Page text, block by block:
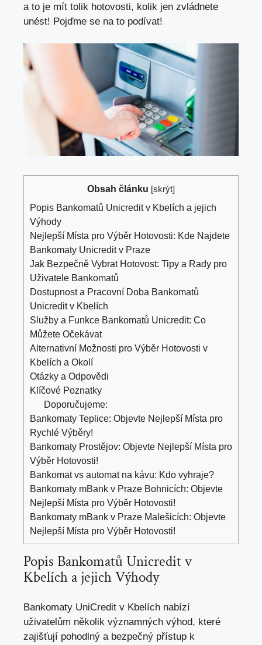
a to je mít tolik hotovosti, kolik jen zvládnete
unést! Pojďme se na to podívat!
Obsah článku [skrýt]
Popis Bankomatů Unicredit v Kbelích a jejich
Výhody
Nejlepší Místa pro Výběr Hotovosti: Kde Najdete
Bankomaty Unicredit v Praze
Jak Bezpečně Vybrat Hotovost: Tipy a Rady pro
Uživatele Bankomatů
Dostupnost a Pracovní Doba Bankomatů
Unicredit v Kbelích
Služby a Funkce Bankomatů Unicredit: Co
Můžete Očekávat
Alternativní Možnosti pro Výběr Hotovosti v
Kbelích a Okolí
Otázky a Odpovědi
Klíčové Poznatky
Doporučujeme:
Bankomaty Teplice: Objevte Nejlepší Místa pro
Rychlé Výběry!
Bankomaty Prostějov: Objevte Nejlepší Místa pro
Výběr Hotovosti!
Bankomat vs automat na kávu: Kdo vyhraje?
Bankomaty mBank v Praze Bohnicích: Objevte
Nejlepší Místa pro Výběr Hotovosti!
Bankomaty mBank v Praze Malešicích: Objevte
Nejlepší Místa pro Výběr Hotovosti!
Popis Bankomatů Unicredit v
Kbelích a jejich Výhody
Bankomaty UniCredit v Kbelích nabízí
uživatelům několik významných výhod, které
zajišťují pohodlný a bezpečný přístup k